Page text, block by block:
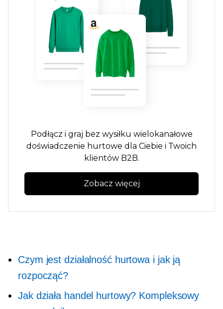
Podłącz i graj bez wysiłku wielokanałowe
doświadczenie hurtowe dla Ciebie i Twoich
klientów B2B.
Zobacz więcej
Czym jest działalność hurtowa i jak ją
rozpocząć?
Jak działa handel hurtowy? Kompleksowy